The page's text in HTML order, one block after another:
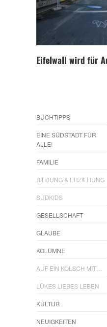
Eifelwall wird für
BUCHTIPPS
EINE SÜDSTADT FÜR
ALLE!
FAMILIE
BILDUNG & ERZIEHUNG
SÜDKIDS
GESELLSCHAFT
GLAUBE
KOLUMNE
AUF EIN KÖLSCH MIT…
LÜKES LIEBES LEBEN
KULTUR
NEUIGKEITEN